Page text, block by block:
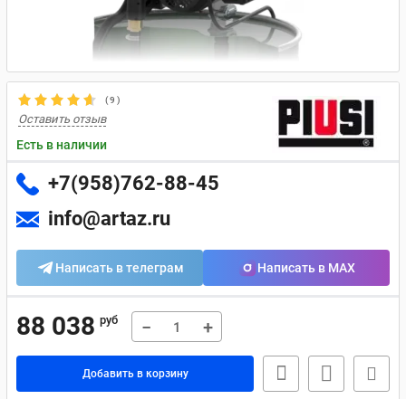
(9 )
Оставить отзыв
Есть в наличии
+7(958)762-88-45
info@artaz.ru
Написать в телеграм Написать в MAX
88 038 руб − +
Добавить в корзину